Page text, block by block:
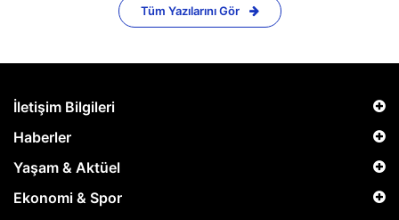
Tüm Yazılarını Gör
İletişim Bilgileri
Haberler
Yaşam & Aktüel
Ekonomi & Spor